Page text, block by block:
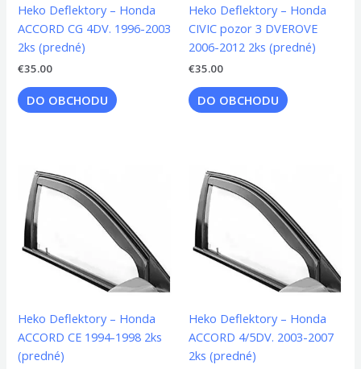
Heko Deflektory – Honda
ACCORD CG 4DV. 1996-2003
2ks (predné)
€35.00
DO OBCHODU
Heko Deflektory – Honda
CIVIC pozor 3 DVEROVE
2006-2012 2ks (predné)
€35.00
DO OBCHODU
Heko Deflektory – Honda
ACCORD CE 1994-1998 2ks
(predné)
Heko Deflektory – Honda
ACCORD 4/5DV. 2003-2007
2ks (predné)